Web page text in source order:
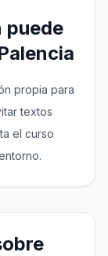
puede
propia para
textos
el curso